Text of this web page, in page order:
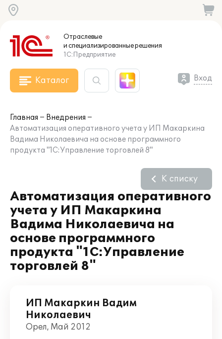
Отраслевые
и специализированныерешения
1С:Предприятие
Каталог Вход
Главная
Внедрения
Автоматизация оперативного учета у ИП Макаркина
Вадима Николаевича на основе программного
продукта "1С:Управление торговлей 8"
Автоматизация оперативного
учета у ИП Макаркина
Вадима Николаевича на
основе программного
продукта "1С:Управление
торговлей 8"
К списку
ИП Макаркин Вадим
Николаевич
Орел, Май 2012